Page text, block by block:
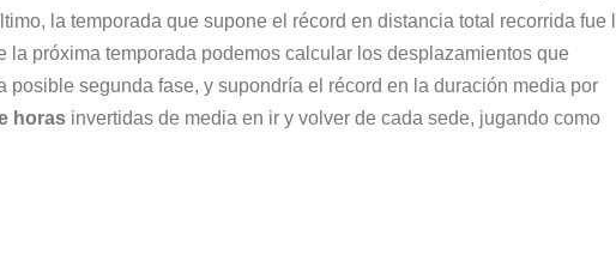
la temporada que supone el récord en distancia total recorrida fue
la próxima temporada podemos calcular los desplazamientos que
posible segunda fase, y supondría el récord en la duración media por
horas invertidas de media en ir y volver de cada sede, jugando como